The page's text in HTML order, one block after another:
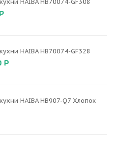
HAIBA HB70074-GF308
HAIBA HB70074-GF328
Р
HAIBA HB907-Q7 Хлопок